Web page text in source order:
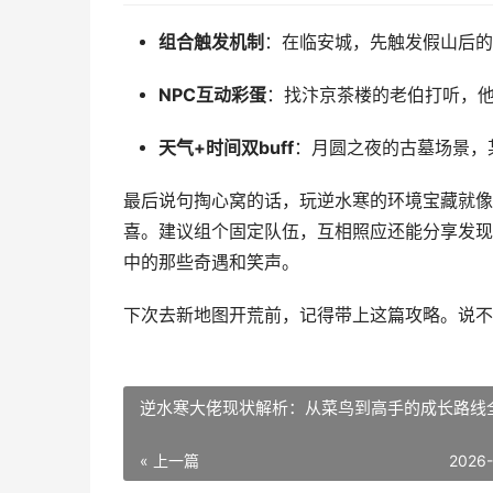
组合触发机制 ：在临安城，先触发假山后
NPC互动彩蛋：找汴京茶楼的老伯打听，
天气+时间双buff：月圆之夜的古墓场景
最后说句掏心窝的话，玩逆水寒的环境宝藏就
喜。建议组个固定队伍，互相照应还能分享发
中的那些奇遇和笑声。
下次去新地图开荒前，记得带上这篇攻略。说
逆水寒大佬现状解析：从菜鸟到高手的成长路线
« 上一篇